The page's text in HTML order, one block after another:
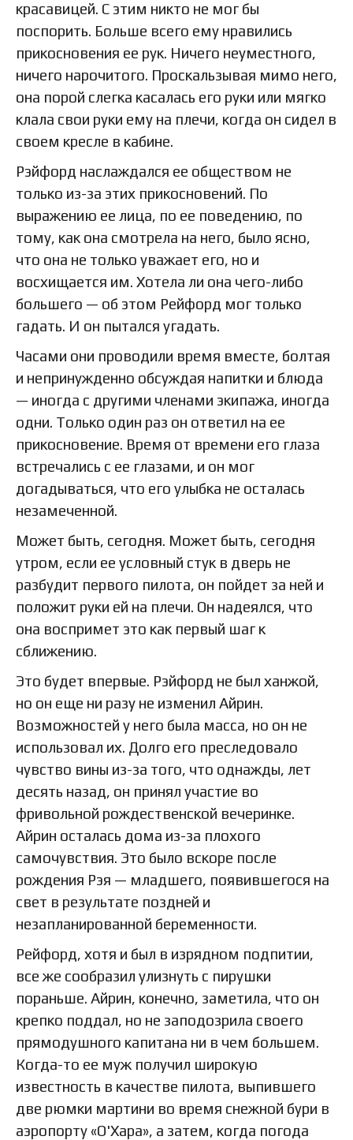
красавицей. С этим никто не мог бы
поспорить. Больше всего ему нравились
прикосновения ее рук. Ничего неуместного,
ничего нарочитого. Проскальзывая мимо него,
она порой слегка касалась его руки или мягко
клала свои руки ему на плечи, когда он сидел в
своем кресле в кабине.
Рэйфорд наслаждался ее обществом не
только из-за этих прикосновений. По
выражению ее лица, по ее поведению, по
тому, как она смотрела на него, было ясно,
что она не только уважает его, но и
восхищается им. Хотела ли она чего-либо
большего — об этом Рейфорд мог только
гадать. И он пытался угадать.
Часами они проводили время вместе, болтая
и непринужденно обсуждая напитки и блюда
— иногда с другими членами экипажа, иногда
одни. Только один раз он ответил на ее
прикосновение. Время от времени его глаза
встречались с ее глазами, и он мог
догадываться, что его улыбка не осталась
незамеченной.
Может быть, сегодня. Может быть, сегодня
утром, если ее условный стук в дверь не
разбудит первого пилота, он пойдет за ней и
положит руки ей на плечи. Он надеялся, что
она воспримет это как первый шаг к
сближению.
Это будет впервые. Рэйфорд не был ханжой,
но он еще ни разу не изменил Айрин.
Возможностей у него была масса, но он не
использовал их. Долго его преследовало
чувство вины из-за того, что однажды, лет
десять назад, он принял участие во
фривольной рождественской вечеринке.
Айрин осталась дома из-за плохого
самочувствия. Это было вскоре после
рождения Рэя — младшего, появившегося на
свет в результате поздней и
незапланированной беременности.
Рейфорд, хотя и был в изрядном подпитии,
все же сообразил улизнуть с пирушки
пораньше. Айрин, конечно, заметила, что он
крепко поддал, но не заподозрила своего
прямодушного капитана ни в чем большем.
Когда-то ее муж получил широкую
известность в качестве пилота, выпившего
две рюмки мартини во время снежной бури в
аэропорту «О'Хара», а затем, когда погода